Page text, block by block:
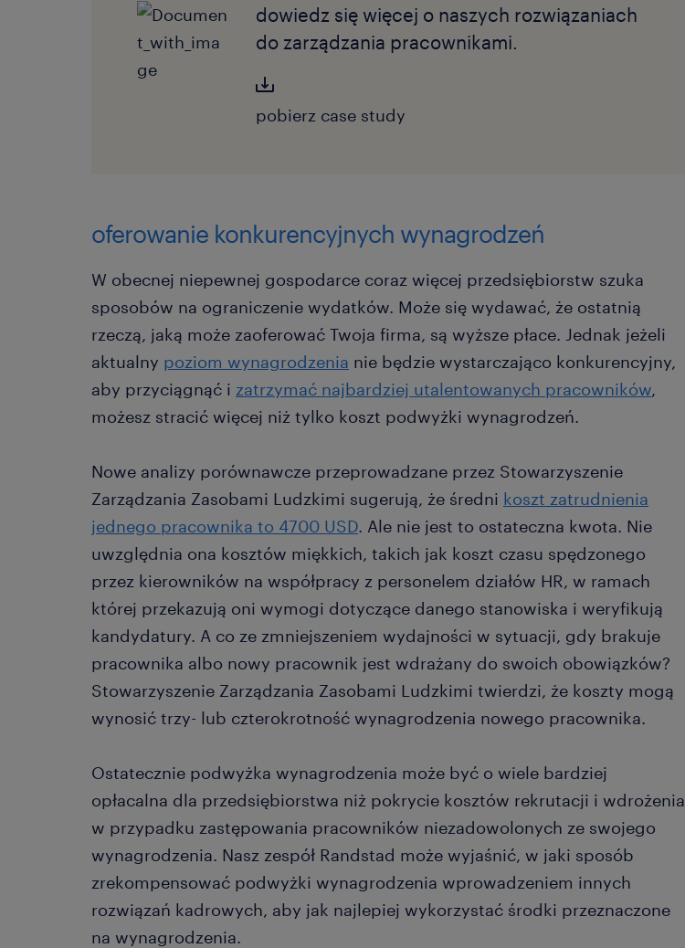
dowiedz się więcej o naszych rozwiązaniach
do zarządzania pracownikami.
pobierz case study
oferowanie konkurencyjnych wynagrodzeń
W obecnej niepewnej gospodarce coraz więcej przedsiębiorstw szuka
sposobów na ograniczenie wydatków. Może się wydawać, że ostatnią
rzeczą, jaką może zaoferować Twoja firma, są wyższe płace. Jednak jeżeli
aktualny poziom wynagrodzenia nie będzie wystarczająco konkurencyjny,
aby przyciągnąć i zatrzymać najbardziej utalentowanych pracowników,
możesz stracić więcej niż tylko koszt podwyżki wynagrodzeń.
Nowe analizy porównawcze przeprowadzane przez Stowarzyszenie
Zarządzania Zasobami Ludzkimi sugerują, że średni koszt zatrudnienia
jednego pracownika to 4700 USD. Ale nie jest to ostateczna kwota. Nie
uwzględnia ona kosztów miękkich, takich jak koszt czasu spędzonego
przez kierowników na współpracy z personelem działów HR, w ramach
której przekazują oni wymogi dotyczące danego stanowiska i weryfikują
kandydatury. A co ze zmniejszeniem wydajności w sytuacji, gdy brakuje
pracownika albo nowy pracownik jest wdrażany do swoich obowiązków?
Stowarzyszenie Zarządzania Zasobami Ludzkimi twierdzi, że koszty mogą
wynosić trzy- lub czterokrotność wynagrodzenia nowego pracownika.
Ostatecznie podwyżka wynagrodzenia może być o wiele bardziej
opłacalna dla przedsiębiorstwa niż pokrycie kosztów rekrutacji i wdrożenia
w przypadku zastępowania pracowników niezadowolonych ze swojego
wynagrodzenia. Nasz zespół Randstad może wyjaśnić, w jaki sposób
zrekompensować podwyżki wynagrodzenia wprowadzeniem innych
rozwiązań kadrowych, aby jak najlepiej wykorzystać środki przeznaczone
na wynagrodzenia.